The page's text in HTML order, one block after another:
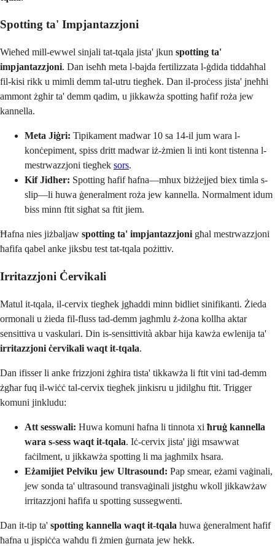
Spotting ta' Impjantazzjoni
Wieħed mill-ewwel sinjali tat-tqala jista' jkun spotting ta'
impjantazzjoni. Dan iseħħ meta l-bajda fertilizzata l-ġdida tiddaħħal
fil-kisi rikk u mimli demm tal-utru tiegħek. Dan il-proċess jista' jneħħi
ammont żgħir ta' demm qadim, u jikkawża spotting ħafif roża jew
kannella.
Meta Jiġri: Tipikament madwar 10 sa 14-il jum wara l-
konċepiment, spiss dritt madwar iż-żmien li inti kont tistenna l-
mestrwazzjoni tiegħek sors.
Kif Jidher: Spotting ħafif ħafna—mhux biżżejjed biex timla s-
slip—li huwa ġeneralment roża jew kannella. Normalment idum
biss minn ftit sigħat sa ftit jiem.
Ħafna nies jiżbaljaw spotting ta' impjantazzjoni għal mestrwazzjoni
ħafifa qabel anke jiksbu test tat-tqala pożittiv.
Irritazzjoni Ċervikali
Matul it-tqala, il-cervix tiegħek jgħaddi minn bidliet sinifikanti. Żieda
ormonali u żieda fil-fluss tad-demm jagħmlu ż-żona kollha aktar
sensittiva u vaskulari. Din is-sensittività akbar hija kawża ewlenija ta'
irritazzjoni ċervikali waqt it-tqala.
Dan ifisser li anke frizzjoni żgħira tista' tikkawża li ftit vini tad-demm
żgħar fuq il-wiċċ tal-cervix tiegħek jinkisru u jidilgħu ftit. Trigger
komuni jinkludu:
Att sesswali: Huwa komuni ħafna li tinnota xi ħruġ kannella
wara s-sess waqt it-tqala. Iċ-cervix jista' jiġi msawwat
faċilment, u jikkawża spotting li ma jagħmilx ħsara.
Eżamijiet Pelviku jew Ultrasound: Pap smear, eżami vaġinali,
jew sonda ta' ultrasound transvaġinali jistgħu wkoll jikkawżaw
irritazzjoni ħafifa u spotting sussegwenti.
Dan it-tip ta' spotting kannella waqt it-tqala huwa ġeneralment ħafif
ħafna u jispiċċa waħdu fi żmien ġurnata jew hekk.